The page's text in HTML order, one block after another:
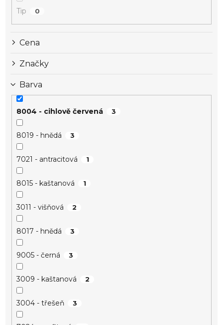
Tip 0
Cena
Značky
Barva
8004 - cihlově červená 3
8019 - hnědá 3
7021 - antracitová 1
8015 - kaštanová 1
3011 - višňová 2
8017 - hnědá 3
9005 - černá 3
3009 - kaštanová 2
3004 - třešeň 3